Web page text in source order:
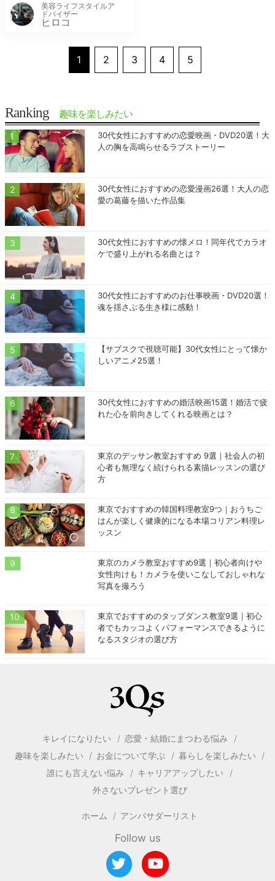
美容ライフスタイルア
ドバイザー
ヒロコ
1 2 3 4 5
Ranking 趣味を楽しみたい
30代女性におすすめの恋愛映画・DVD20選！大
人の胸を高鳴らせるラブストーリー
30代女性におすすめの恋愛漫画26選！大人の恋
愛の葛藤を描いた作品集
30代女性におすすめの懐メロ！同年代でカラオ
ケで盛り上がれる名曲とは？
30代女性におすすめのお仕事映画・DVD20選！
魂を揺さぶる生き様に感動！
【サブスクで視聴可能】30代女性にとって懐か
しいアニメ25選！
30代女性におすすめの婚活映画15選！婚活で疲
れた心を前向きしてくれる映画とは？
東京のデッサン教室おすすめ 9選｜社会人の初
心者も無理なく続けられる素描レッスンの選び
方
東京でおすすめの韓国料理教室9つ｜おうちご
はんが楽しく健康的になる本場コリアン料理レ
ッスン
東京のカメラ教室おすすめ9選｜初心者向けや
女性向けも！カメラを使いこなしておしゃれな
写真を撮ろう
東京でおすすめのタップダンス教室9選｜初心
者でもカッコよくパフォーマンスできるように
なるスタジオの選び方
キレイになりたい
恋愛・結婚にまつわる悩み
趣味を楽しみたい
お金について学ぶ
暮らしを楽しみたい
誰にも言えない悩み
キャリアアップしたい
外さないプレゼント選び
ホーム アンバサダーリスト
Follow us